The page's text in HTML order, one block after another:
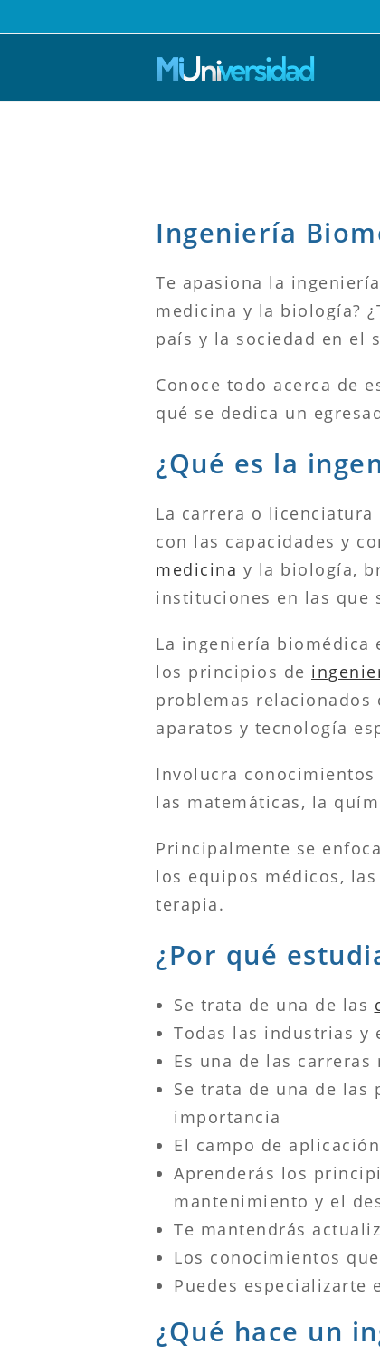
al
Ingeniería
Te apasiona la
medicina y la biología?
país y la sociedad en el
Conoce todo acerca de
qué se dedica un
¿Qué es la
La carrera o
con las capacidades y
medicina y la biología,
instituciones en las que
La ingeniería biomédica
los principios de
problemas relacionados
aparatos y tecnología
Involucra
las matemáticas, la
Principalmente se
los equipos médicos,
terapia.
¿Por qué
Se trata de una de las
Todas las industrias y
Es una de las
Se trata de una de las
importancia
El campo de
Aprenderás los
mantenimiento y el
Te mantendrás
Los conocimientos
Puedes especializarte
¿Qué hace un